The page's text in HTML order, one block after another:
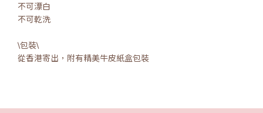
不可漂白
不可乾洗
\包裝\
從香港寄出，附有精美牛皮紙盒包裝